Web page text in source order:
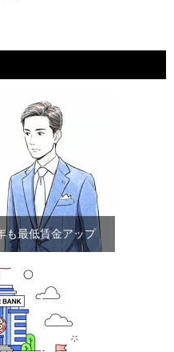
も最低賃金アップ